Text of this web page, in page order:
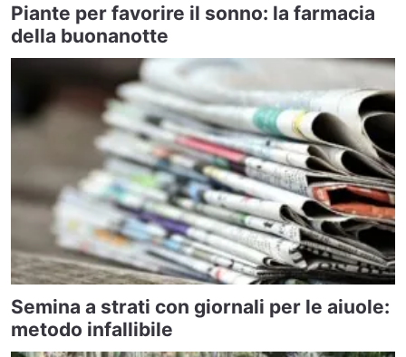
Piante per favorire il sonno: la farmacia
della buonanotte
Semina a strati con giornali per le aiuole:
metodo infallibile